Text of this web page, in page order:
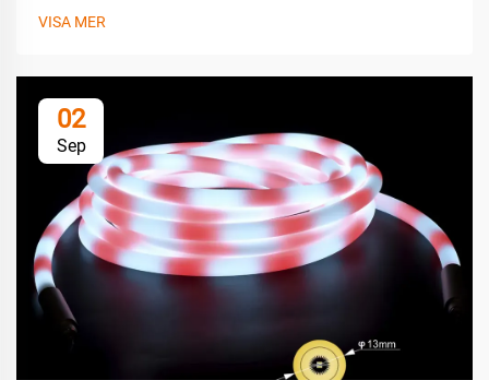
VISA MER
02
Sep